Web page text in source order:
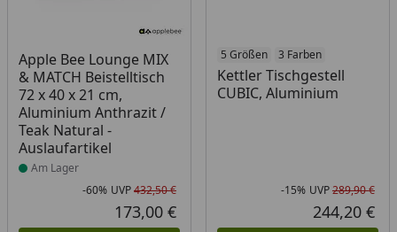
Apple Bee Lounge MIX
& MATCH Beistelltisch
72 x 40 x 21 cm,
Aluminium Anthrazit /
Teak Natural -
Auslaufartikel
Produkt am Lager
Am Lager
Rabatt in Prozent
-60%
Ursprünglicher Preis
UVP432,50 €
Aktueller Preis
173,00 €
5 Größen 3 Farben
Kettler Tischgestell
CUBIC, Aluminium
-15% UVP289,90 €
244,20 €